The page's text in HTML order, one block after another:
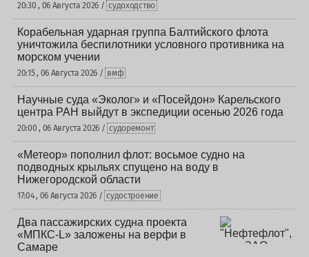
20:30 , 06 Августа 2026 / судоходство
Корабельная ударная группа Балтийского флота
уничтожила беспилотники условного противника на
морском учении
20:15 , 06 Августа 2026 / вмф
Научные суда «Эколог» и «Посейдон» Карельского
центра РАН выйдут в экспедиции осенью 2026 года
20:00 , 06 Августа 2026 / судоремонт
«Метеор» пополнил флот: восьмое судно на
подводных крыльях спущено на воду в
Нижегородской области
17:04 , 06 Августа 2026 / судостроение
Два пассажирских судна проекта
«МПКС-L» заложены на верфи в
Самаре